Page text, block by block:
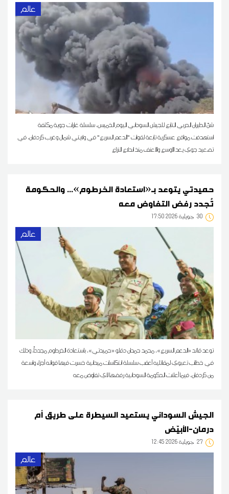
عالم
شنّ الطيران الحربي التابع للجيش السوداني اليوم الخميس، سلسلة غارات جوية مكثفة
استهدفت مواقع عسكرية تابعة لقوات "الدعم السريع" في ولايتي شمال وغرب كردفان، في
تصعيد جوي يعد الأوسع والأعنف منذ اندلاع النزاع
حميدتي يتوعد بـ«استعادة الخرطوم»... والحكومة
تُجدد رفض التفاوض معه
30 17:50 2026 جويلية
عالم
توعد قائد «الدعم السريع»، محمد حمدان دقلو «حميدتي»، باستعادة الخرطوم مجدداً، وذلك
في خطاب تعبوي لمقاتليه أعقب سلسلة انتكاسات ميدانية خسرت فيها قواته أجزاء واسعة
من كردفان، فيما أعلنت الحكومة السودانية رفضها لأي تفاوض معه
الجيش السوداني يستعيد السيطرة على طريق أم
درمان-الأبيّض
27 12:45 2026 جويلية
عالم